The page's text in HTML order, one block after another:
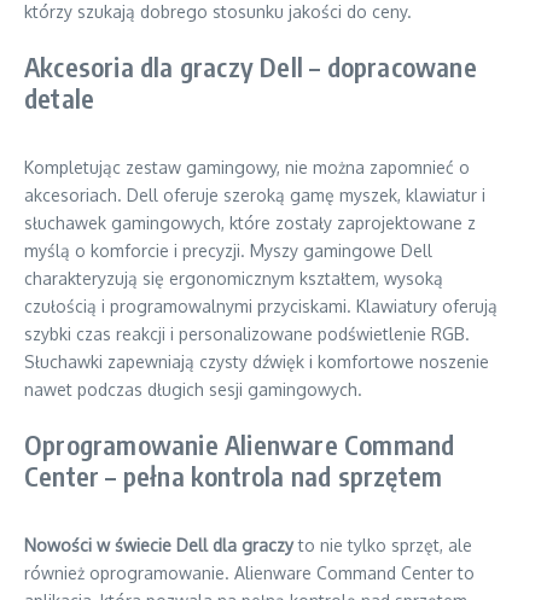
którzy szukają dobrego stosunku jakości do ceny.
Akcesoria dla graczy Dell – dopracowane
detale
Kompletując zestaw gamingowy, nie można zapomnieć o
akcesoriach. Dell oferuje szeroką gamę myszek, klawiatur i
słuchawek gamingowych, które zostały zaprojektowane z
myślą o komforcie i precyzji. Myszy gamingowe Dell
charakteryzują się ergonomicznym kształtem, wysoką
czułością i programowalnymi przyciskami. Klawiatury oferują
szybki czas reakcji i personalizowane podświetlenie RGB.
Słuchawki zapewniają czysty dźwięk i komfortowe noszenie
nawet podczas długich sesji gamingowych.
Oprogramowanie Alienware Command
Center – pełna kontrola nad sprzętem
Nowości w świecie Dell dla graczyto nie tylko sprzęt, ale
również oprogramowanie. Alienware Command Center to